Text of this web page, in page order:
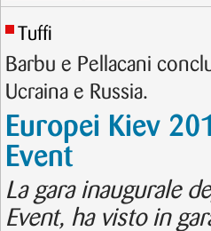
Tuffi
Barbu e Pellacani
Ucraina e Russia.
Europei Kiev
Event
La gara inaugurale
Event, ha visto in